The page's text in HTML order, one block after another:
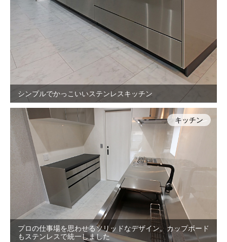
シンプルでかっこいいステンレスキッチン
プロの仕事場を思わせるソリッドなデザイン。カップボード
もステンレスで統一しました
キッチン